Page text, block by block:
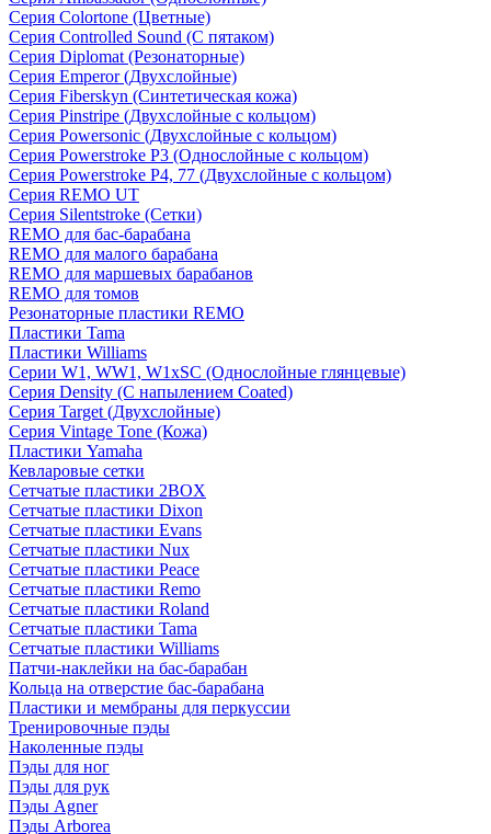
Серия Colortone (Цветные)
Серия Controlled Sound (С пятаком)
Серия Diplomat (Резонаторные)
Серия Emperor (Двухслойные)
Серия Fiberskyn (Синтетическая кожа)
Серия Pinstripe (Двухслойные с кольцом)
Серия Powersonic (Двухслойные с кольцом)
Серия Powerstroke P3 (Однослойные с кольцом)
Серия Powerstroke P4, 77 (Двухслойные с кольцом)
Серия REMO UT
Серия Silentstroke (Сетки)
REMO для бас-барабана
REMO для малого барабана
REMO для маршевых барабанов
REMO для томов
Резонаторные пластики REMO
Пластики Tama
Пластики Williams
Серии W1, WW1, W1xSC (Однослойные глянцевые)
Серия Density (C напылением Coated)
Серия Target (Двухслойные)
Серия Vintage Tone (Кожа)
Пластики Yamaha
Кевларовые сетки
Сетчатые пластики 2BOX
Сетчатые пластики Dixon
Сетчатые пластики Evans
Сетчатые пластики Nux
Сетчатые пластики Peace
Сетчатые пластики Remo
Сетчатые пластики Roland
Сетчатые пластики Tama
Сетчатые пластики Williams
Патчи-наклейки на бас-барабан
Кольца на отверстие бас-барабана
Пластики и мембраны для перкуссии
Тренировочные пэды
Наколенные пэды
Пэды для ног
Пэды для рук
Пэды Agner
Пэды Arborea